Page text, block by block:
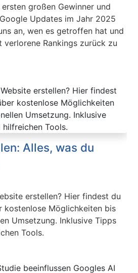
großen Gewinner und
Updates im Jahr 2025
an, wen es getroffen hat und
verlorene Rankings zurück zu
Alles, was du
erstellen? Hier findest du
kostenlose Möglichkeiten bis
Umsetzung. Inklusive Tipps
Tools.